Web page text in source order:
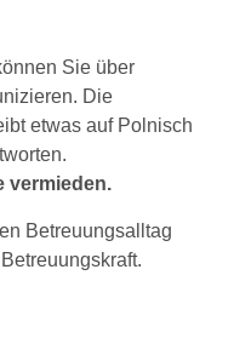
Sie über
Die
etwas auf Polnisch
vermieden.
Betreuungsalltag